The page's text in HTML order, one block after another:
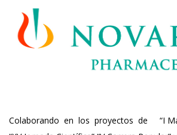
Colaborando en los proyectos de “I